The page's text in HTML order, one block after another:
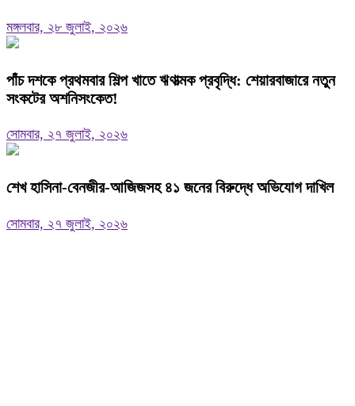
মঙ্গলবার, ২৮ জুলাই, ২০২৬
পাঁচ দশকে প্রথমবার শিল্প খাতে ঋণাত্মক প্রবৃদ্ধি: শেয়ারবাজারে নতুন
সংকটের অশনিসংকেত!
সোমবার, ২৭ জুলাই, ২০২৬
শেখ হাসিনা-বেনজীর-আজিজসহ ৪১ জনের বিরুদ্ধে অভিযোগ দাখিল
সোমবার, ২৭ জুলাই, ২০২৬